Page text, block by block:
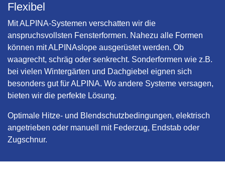
Flexibel
Mit ALPINA-Systemen verschatten wir die
anspruchsvollsten Fensterformen. Nahezu alle Formen
können mit ALPINAslope ausgerüstet werden. Ob
waagrecht, schräg oder senkrecht. Sonderformen wie z.B.
bei vielen Wintergärten und Dachgiebel eignen sich
besonders gut für ALPINA. Wo andere Systeme versagen,
bieten wir die perfekte Lösung.
Optimale Hitze- und Blendschutzbedingungen, elektrisch
angetrieben oder manuell mit Federzug, Endstab oder
Zugschnur.